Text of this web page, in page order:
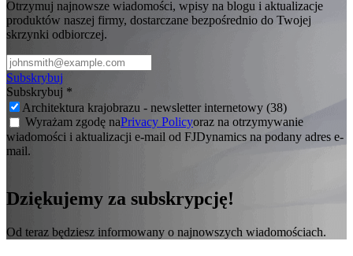
Otrzymuj najnowsze wiadomości, wpisy na blogu i aktualizacje
produktów naszej firmy, dostarczane bezpośrednio do Twojej
skrzynki odbiorczej.
Subskrybuj
Subskrybuj *
Architektura krajobrazu - newsletter internetowy (38)
Wyrażam zgodę naPrivacy Policyoraz na otrzymywanie
wiadomości i aktualizacji e-mail od FJDynamics na podany adres e-
mail.
Dziękujemy za subskrypcję!
Od teraz będziesz informowany o najnowszych wiadomościach.